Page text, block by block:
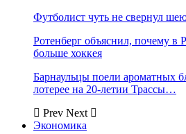
Футболист чуть не свернул
Ротенберг объяснил, почему в
больше хоккея
Барнаульцы поели ароматных
лотерее на 20-летии Трассы…
Prev Next
Экономика